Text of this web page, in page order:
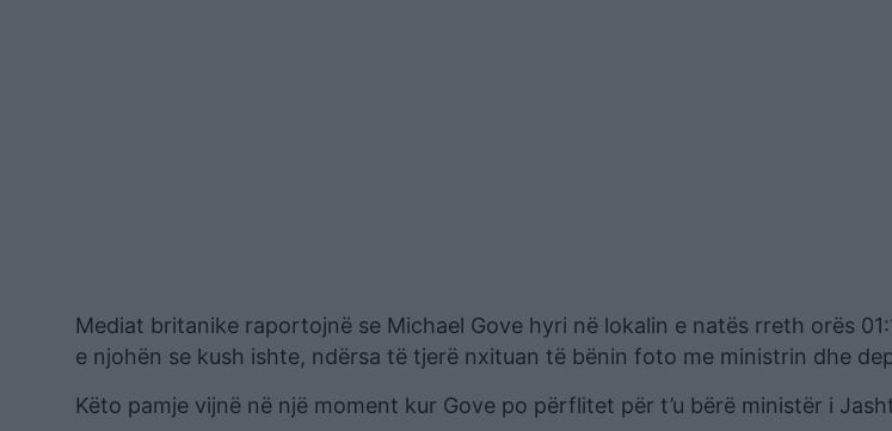
Mediat britanike raportojnë se Michael Gove hyri në lokalin e natës rreth orës
e njohën se kush ishte, ndërsa të tjerë nxituan të bënin foto me ministrin dhe
Këto pamje vijnë në një moment kur Gove po përflitet për t’u bërë ministër i